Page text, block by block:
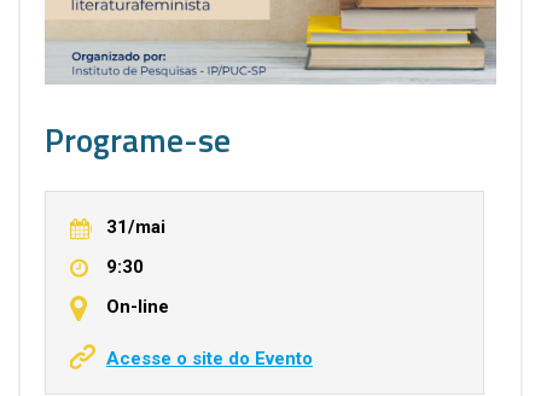
Programe-se
31/mai
9:30
On-line
Acesse o site do Evento